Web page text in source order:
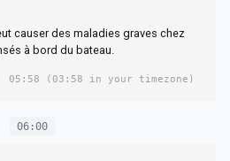
causer des maladies graves chez
à bord du bateau.
05:58 (03:58 in your timezone)
06:00